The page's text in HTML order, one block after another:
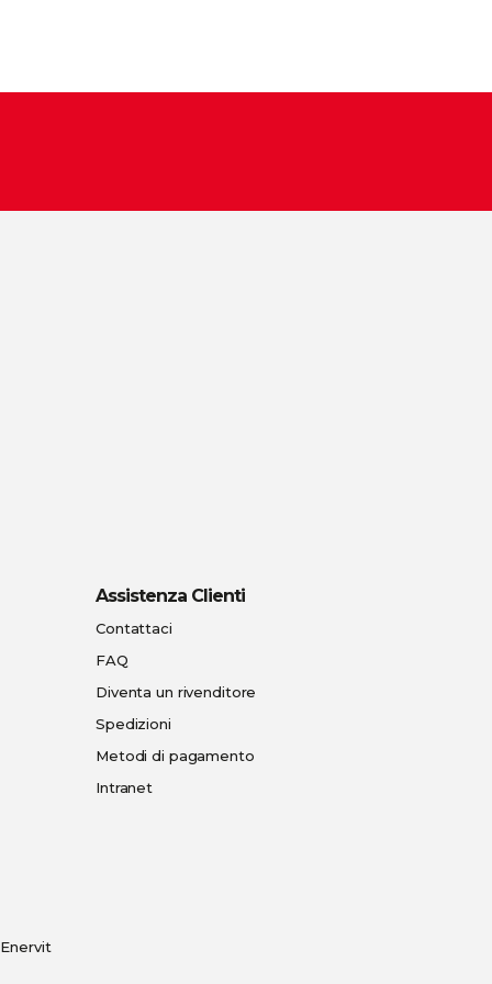
Assistenza Clienti
Contattaci
FAQ
Diventa un rivenditore
Spedizioni
Metodi di pagamento
Intranet